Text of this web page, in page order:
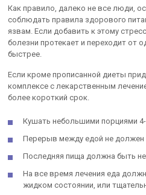
Как правило, далеко не все люди,
соблюдать правила здорового
язвам. Если добавить к этому
болезни протекает и переходит от
быстрее.
Если кроме прописанной диеты
комплексе с лекарственным
более короткий срок.
Кушать небольшими порциями 4-
Перерыв между едой не должен
Последняя пища должна быть не
На все время лечения еда
жидком состоянии, или